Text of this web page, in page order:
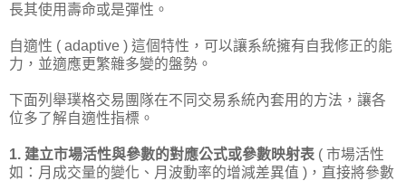
長其使用壽命或是彈性。
自適性 ( adaptive ) 這個特性，可以讓系統擁有自我修正的能
力，並適應更繁雜多變的盤勢。
下面列舉璞格交易團隊在不同交易系統內套用的方法，讓各
位多了解自適性指標。
1. 建立市場活性與參數的對應公式或參數映射表 ( 市場活性
如：月成交量的變化、月波動率的增減差異值 )，直接將參數